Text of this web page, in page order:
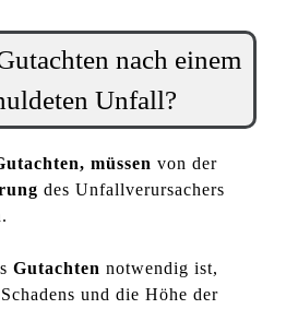
nach einem
Unfall?
müssen von der
des Unfallverursachers
Gutachten notwendig ist,
und die Höhe der